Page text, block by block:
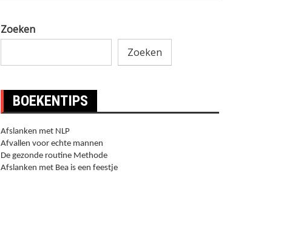
Zoeken
Zoeken
BOEKENTIPS
Afslanken met NLP
Afvallen voor echte mannen
De gezonde routine Methode
Afslanken met Bea is een feestje